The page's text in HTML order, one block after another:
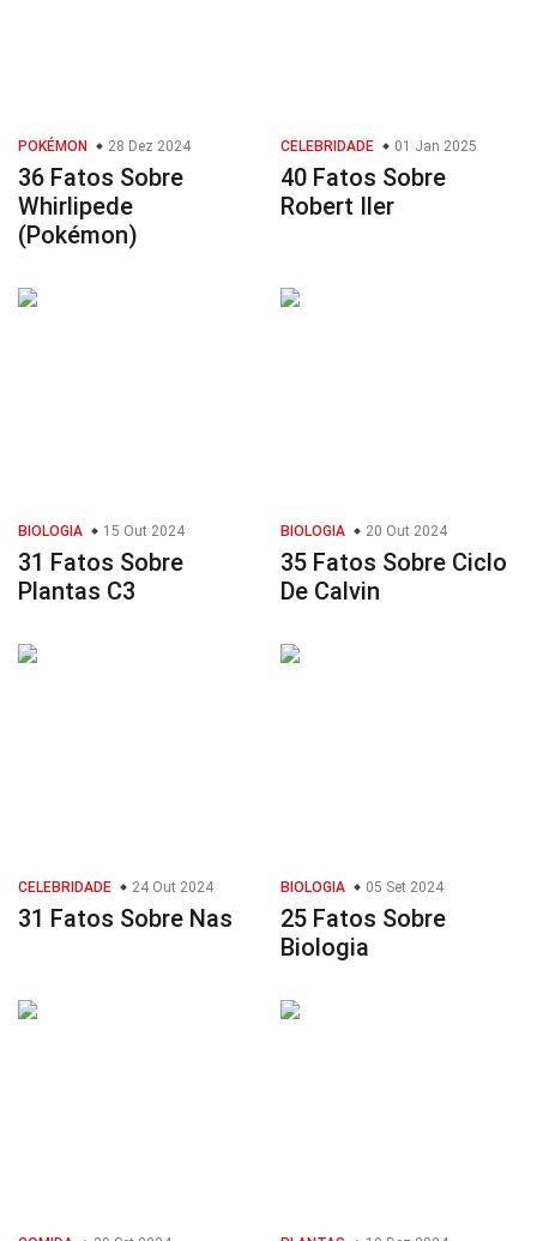
POKÉMON 28 Dez 2024
36 Fatos Sobre
Whirlipede
(Pokémon)
CELEBRIDADE 01 Jan 2025
40 Fatos Sobre
Robert Iler
BIOLOGIA 15 Out 2024
31 Fatos Sobre
Plantas C3
BIOLOGIA 20 Out 2024
35 Fatos Sobre Ciclo
De Calvin
CELEBRIDADE 24 Out 2024
31 Fatos Sobre Nas
BIOLOGIA 05 Set 2024
25 Fatos Sobre
Biologia